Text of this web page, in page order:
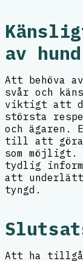
av hund
Att behöva
svår och
viktigt att
största
och ägaren.
till att göra
som möjligt.
tydlig
att
tyngd.
Att ha